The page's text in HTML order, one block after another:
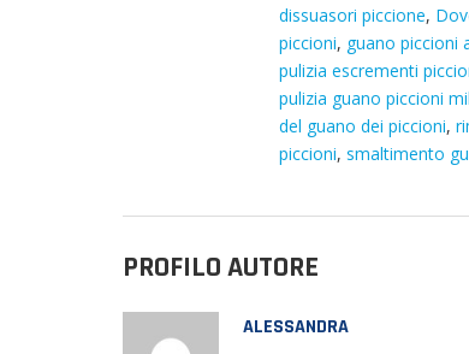
dissuasori piccione,
piccioni, guano piccioni
pulizia escrementi
pulizia guano piccioni
del guano dei piccioni,
piccioni, smaltimento
PROFILO AUTORE
ALESSANDRA